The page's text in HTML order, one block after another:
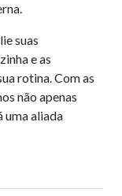
suas
e as
rotina. Com as
não apenas
uma aliada